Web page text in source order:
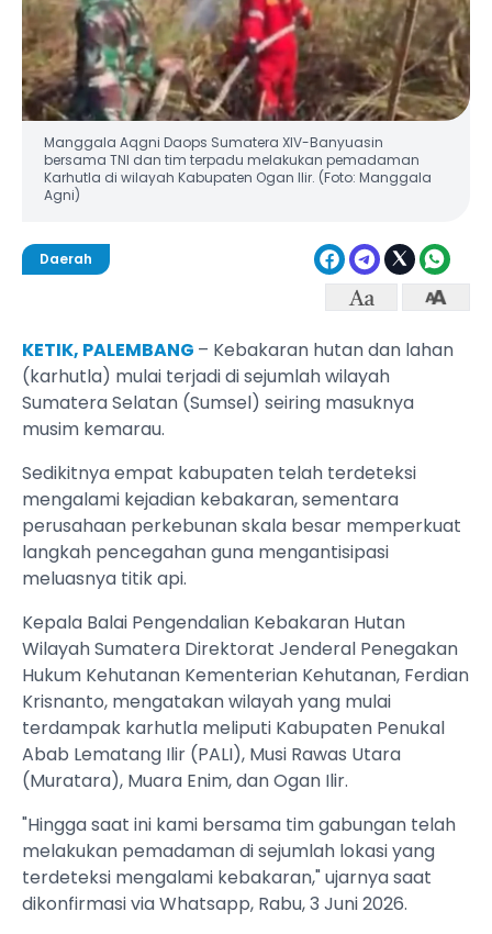
Manggala Aqgni Daops Sumatera XIV-Banyuasin
bersama TNI dan tim terpadu melakukan pemadaman
Karhutla di wilayah Kabupaten Ogan Ilir. (Foto: Manggala
Agni)
Daerah
KETIK, PALEMBANG – Kebakaran hutan dan lahan
(karhutla) mulai terjadi di sejumlah wilayah
Sumatera Selatan (Sumsel) seiring masuknya
musim kemarau.
Sedikitnya empat kabupaten telah terdeteksi
mengalami kejadian kebakaran, sementara
perusahaan perkebunan skala besar memperkuat
langkah pencegahan guna mengantisipasi
meluasnya titik api.
Kepala Balai Pengendalian Kebakaran Hutan
Wilayah Sumatera Direktorat Jenderal Penegakan
Hukum Kehutanan Kementerian Kehutanan, Ferdian
Krisnanto, mengatakan wilayah yang mulai
terdampak karhutla meliputi Kabupaten Penukal
Abab Lematang Ilir (PALI), Musi Rawas Utara
(Muratara), Muara Enim, dan Ogan Ilir.
"Hingga saat ini kami bersama tim gabungan telah
melakukan pemadaman di sejumlah lokasi yang
terdeteksi mengalami kebakaran," ujarnya saat
dikonfirmasi via Whatsapp, Rabu, 3 Juni 2026.